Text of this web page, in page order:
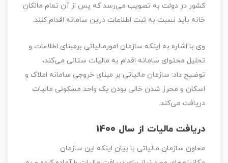
کشور در دولت به تصویب می‌رسد که پس از آن تمام مالکان
خانه باید نسبت به ثبت اطلاعات دراین سامانه اقدام کنند.
وی با اشاره به اینکه سازمان امورمالیاتی برمبنای اطلاعات و
تحلیل محتوای سامانه اقدام به مالیات ستانی می‌کند،
توضیح داد: سازمان مالیاتی بر مبنای خروجی سامانه املاک و
اسکان و محرز شدن خالی بودن یک واحد مسکونی مالیات
دریافت می‌کند.
دریافت مالیات از سال 1400
معاون سازمان مالیاتی با بیان اینکه این سازمان